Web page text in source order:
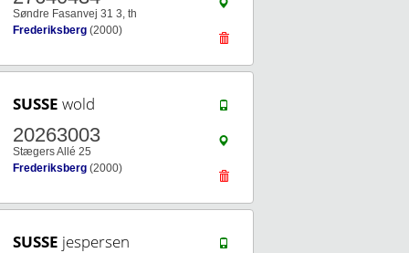
Søndre Fasanvej 31 3, th
Frederiksberg (2000)
SUSSE wold
20263003
Stægers Allé 25
Frederiksberg (2000)
SUSSE jespersen